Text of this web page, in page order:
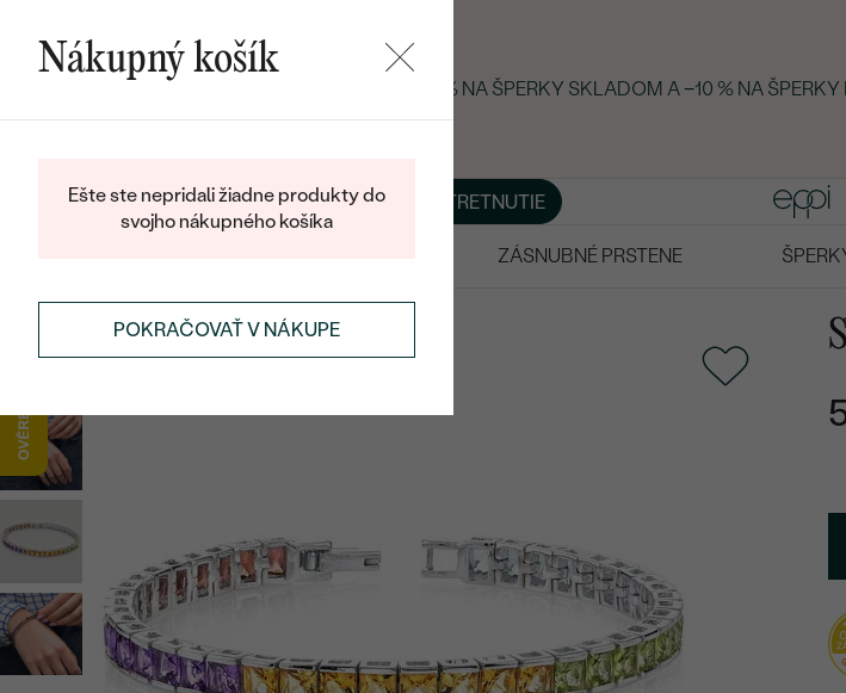
LETNÝ BLACK FRIDAY: −25 % NA ŠPERKY SKLADOM A −10 % NA
BLOGŠPERKY NA MIERU DOHODNÚŤ STRETNUTIE
ZÁSNUBNÉ PRSTENE
NÁRAMKYSTRIEBORNÉ NÁRAMKY
Nákupný košík
Ešte ste nepridali žiadne produkty do
svojho nákupného košíka
POKRAČOVAŤ V NÁKUPE